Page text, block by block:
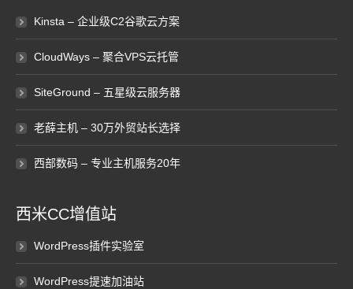
Kinsta – 企业级C2谷歌云方案
CloudWays – 聚合VPS云托管
SiteGround – 五星级云服务器
老薛主机 – 30万外贸站长选择
西部数码 – 专业主机服务20年
西米CC增值站
WordPress插件实验室
WordPress提速加油站